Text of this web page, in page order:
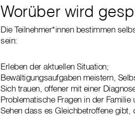
Worüber wird
Die Teilnehmer*innen bestimmen
sein:
Erleben der aktuellen Situation;
Bewältigungsaufgaben meistern,
Sich trauen, offener mit einer
Problematische Fragen in der
Sehen dass es Gleichbetroffene gibt,